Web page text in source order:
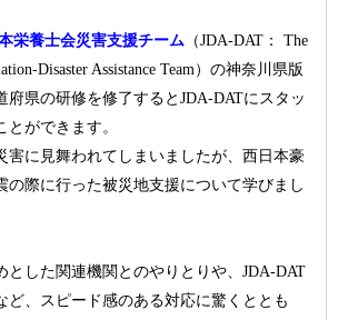
栄養士会災害支援チーム （JDA-DAT： The
Disaster Assistance Team） の神奈川県版
府県の研修を修了するとJDA-DATにスタッ
ができます。
害に見舞われてしまいましたが、西日本豪
の際に行った被災地支援について学びまし
とした関連機関とのやりとりや、JDA-DAT
ど、スピード感のある対応に驚くととも